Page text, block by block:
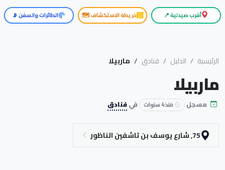
أقرب صيدلية 📍 خريطة الاستكشاف 🗺️ الطائرات والسفن 📡
الرئيسية الدليل فنادق ماربيلا
ماربيلا
مسجل منذ 4 سنوات فيفنادق
75, شارع يوسف بن تاشفين الناظور